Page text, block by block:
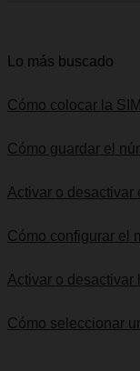
Diapositiva 1 de 5.
Lo más buscado
Cómo colocar la
Cómo guardar el
Activar o desactivar
Cómo configurar el
Activar o desactivar
Cómo seleccionar